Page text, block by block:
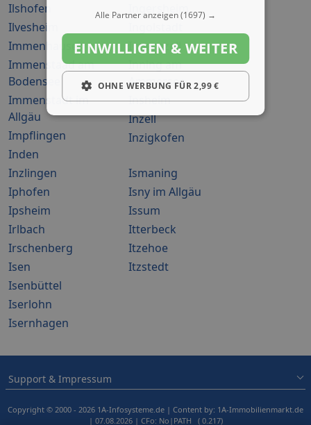
Ilshofen
Ilvesheim
Immenhausen
Immenstaad am
Bodensee
Immenstadt im
Allgäu
Impflingen
Inden
Ingersheim
Innernzell
Inning am
Ammersee
Insheim
Inzell
Inzigkofen
Inzlingen
Iphofen
Ipsheim
Irlbach
Irschenberg
Isen
Isenbüttel
Iserlohn
Isernhagen
Ismaning
Isny im Allgäu
Issum
Itterbeck
Itzehoe
Itzstedt
Support & Impressum
Copyright © 2000 - 2026 1A-Infosysteme.de | Content by: 1A-Immobilienmarkt.de
| 07.08.2026 | CFo: No|PATH ( 0.217)
Alle Partner anzeigen(1697) →
EINWILLIGEN & WEITER
OHNE WERBUNG FÜR 2,99 €